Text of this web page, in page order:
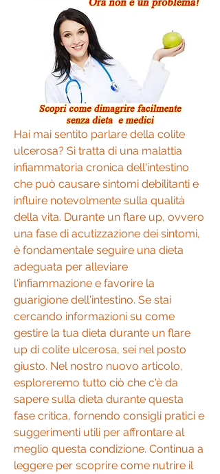
Hai mai sentito parlare della colite
ulcerosa? Si tratta di una malattia
infiammatoria cronica dell'intestino
che può causare sintomi debilitanti e
influire notevolmente sulla qualità
della vita. Durante un flare up, ovvero
una fase di acutizzazione dei sintomi,
è fondamentale seguire una dieta
adeguata per alleviare
l'infiammazione e favorire la
guarigione dell'intestino. Se stai
cercando informazioni su come
gestire la tua dieta durante un flare
up di colite ulcerosa, sei nel posto
giusto. Nel nostro nuovo articolo,
esploreremo tutto ciò che c'è da
sapere sulla dieta durante questa
fase critica, fornendo consigli pratici e
suggerimenti utili per affrontare al
meglio questa condizione. Continua a
leggere per scoprire come nutrire il